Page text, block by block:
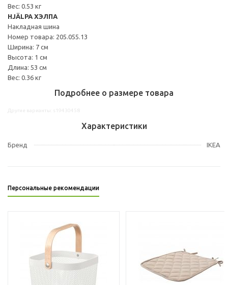
Вес: 0.53 кг
HJÄLPA ХЭЛПА
Накладная шина
Номер товара: 205.055.13
Ширина: 7 см
Высота: 1 см
Длина: 53 см
Вес: 0.36 кг
Подробнее о размере товара
Характеристики
Бренд IKEA
Персональные рекомендации